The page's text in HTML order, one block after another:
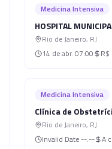
Medicina Intensiva
HOSPITAL
Rio de Janeiro, RJ
14 de abr. 07:00
Medicina Intensiva
Clínica de
Rio de Janeiro, RJ
Invalid Date --:-- A